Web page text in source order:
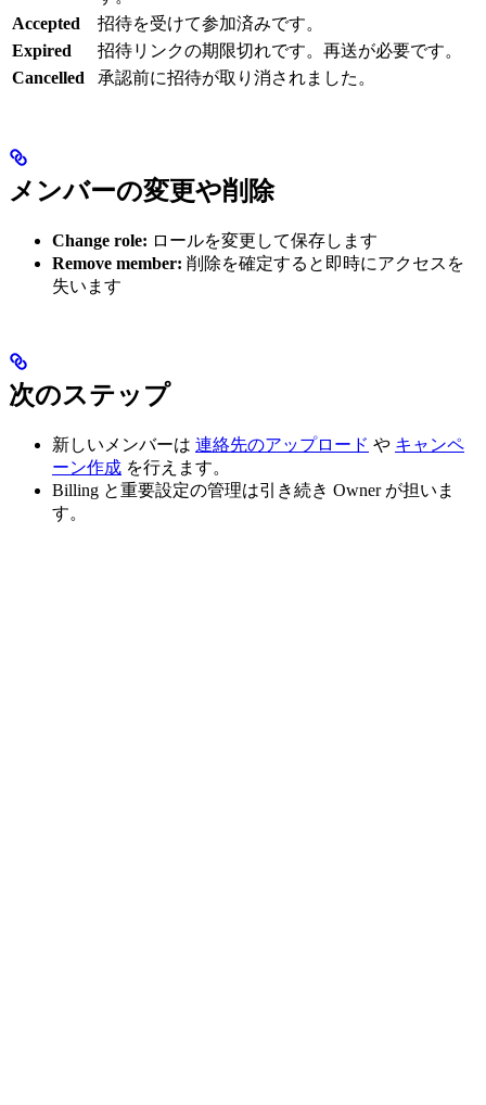
Accepted
招待を受けて参加済みです。
Expired
招待リンクの期限切れです。再送が必要です。
Cancelled
承認前に招待が取り消されました。
メンバーの変更や削除
Change role: ロールを変更して保存します
Remove member: 削除を確定すると即時にアクセスを
失います
次のステップ
新しいメンバーは 連絡先のアップロード や キャンペ
ーン作成 を行えます。
Billing と重要設定の管理は引き続き Owner が担いま
す。